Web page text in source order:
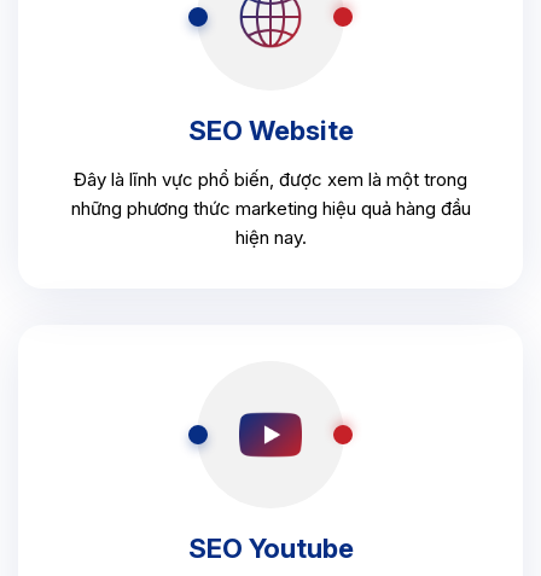
SEO Website
Đây là lĩnh vực phổ biến, được xem là một trong
những phương thức marketing hiệu quả hàng đầu
hiện nay.
SEO Youtube